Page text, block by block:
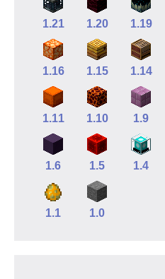
1.21 1.20 1.19
1.16 1.15 1.14
1.11 1.10 1.9
1.6 1.5 1.4
1.1 1.0